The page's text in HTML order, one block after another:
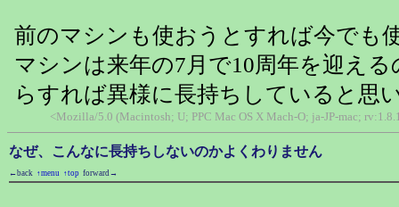
前のマシンも使おうとすれば今でも
マシンは来年の7月で10周年を迎え
らすれば異様に長持ちしていると思
<Mozilla/5.0 (Macintosh; U; PPC Mac OS X Mach-O; ja-JP-mac;
なぜ、こんなに長持ちしないのかよくわりません
←back ↑menu ↑top forward→